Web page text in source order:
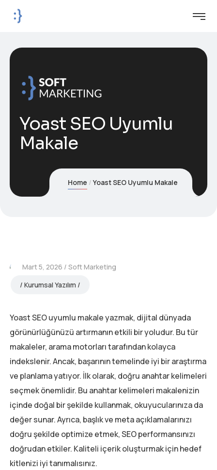
Yoast SEO Uyumlu
Makale
Home Yoast SEO Uyumlu Makale
Mart 5, 2026
Soft Marketing
Kurumsal Yazılım
Yoast SEO uyumlu makale yazmak, dijital dünyada
görünürlüğünüzü artırmanın etkili bir yoludur. Bu tür
makaleler, arama motorları tarafından kolayca
indekslenir. Ancak, başarının temelinde iyi bir araştırma
ve planlama yatıyor. İlk olarak, doğru anahtar kelimeleri
seçmek önemlidir. Bu anahtar kelimeleri makalenizin
içinde doğal bir şekilde kullanmak, okuyucularınıza da
değer sunar. Ayrıca, başlık ve meta açıklamalarınızı
doğru şekilde optimize etmek, SEO performansınızı
doğrudan etkiler. Kaliteli içerik oluşturmak için hedef
kitlenizi iyi tanımalısınız.